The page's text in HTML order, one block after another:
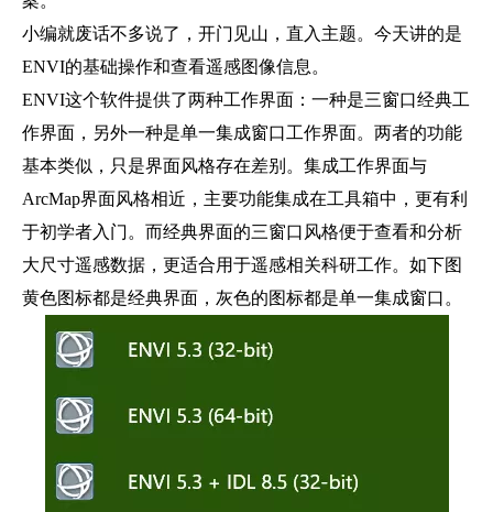
小编就废话不多说了，开门见山，直入主题。今天讲的是
ENVI的基础操作和查看遥感图像信息。
ENVI这个软件提供了两种工作界面：一种是三窗口经典工
作界面，另外一种是单一集成窗口工作界面。两者的功能
基本类似，只是界面风格存在差别。集成工作界面与
ArcMap界面风格相近，主要功能集成在工具箱中，更有利
于初学者入门。而经典界面的三窗口风格便于查看和分析
大尺寸遥感数据，更适合用于遥感相关科研工作。如下图
黄色图标都是经典界面，灰色的图标都是单一集成窗口。